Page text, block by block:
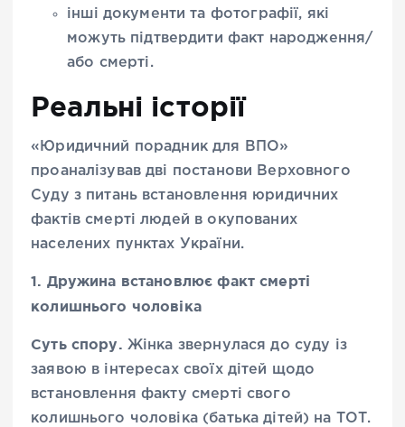
інші документи та фотографії, які
можуть підтвердити факт народження/
або смерті.
Реальні історії
«Юридичний порадник для ВПО»
проаналізував дві постанови Верховного
Суду з питань встановлення юридичних
фактів смерті людей в окупованих
населених пунктах України.
1. Дружина встановлює факт смерті
колишнього чоловіка
Суть спору. Жінка звернулася до суду із
заявою в інтересах своїх дітей щодо
встановлення факту смерті свого
колишнього чоловіка (батька дітей) на ТОТ.